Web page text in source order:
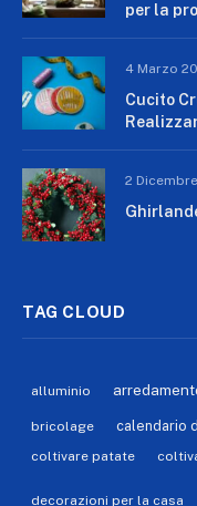
per la
4 Marzo
Cucito
2
TAG CLOUD
alluminio
bricolage calendario
coltivare patate
decorazioni per la casa